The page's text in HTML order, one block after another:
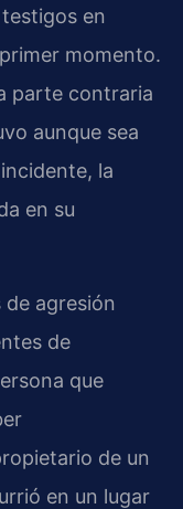
en
momento.
parte contraria
aunque sea
la
en su
agresión
de
que
de un
en un lugar